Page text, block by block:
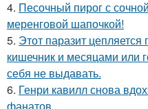
4. Песочный пирог с
меренговой шапочкой!
5. Этот паразит цепляется
кишечник и месяцами или
себя не выдавать.
6. Генри кавилл снова
фанатов.